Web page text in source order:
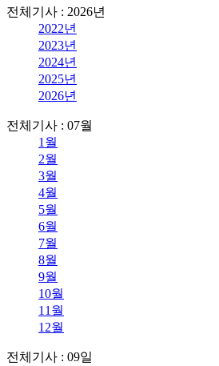
전체기사 : 2026년
2022년
2023년
2024년
2025년
2026년
전체기사 : 07월
1월
2월
3월
4월
5월
6월
7월
8월
9월
10월
11월
12월
전체기사 : 09일